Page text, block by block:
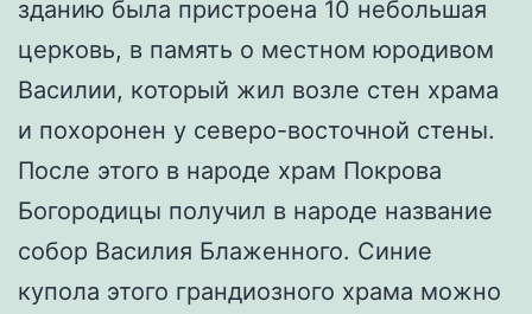
зданию была пристроена 10 небольшая
церковь, в память о местном юродивом
Василии, который жил возле стен храма
и похоронен у северо-восточной стены.
После этого в народе храм Покрова
Богородицы получил в народе название
собор Василия Блаженного. Синие
купола этого грандиозного храма можно